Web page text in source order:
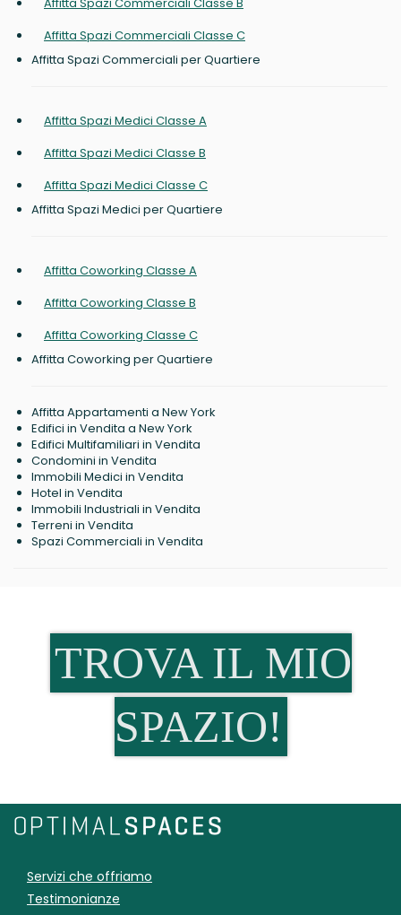
Affitta Spazi Commerciali Classe C
Affitta Spazi Commerciali per Quartiere
Affitta Spazi Medici Classe A
Affitta Spazi Medici Classe B
Affitta Spazi Medici Classe C
Affitta Spazi Medici per Quartiere
Affitta Coworking Classe A
Affitta Coworking Classe B
Affitta Coworking Classe C
Affitta Coworking per Quartiere
Affitta Appartamenti a New York
Edifici in Vendita a New York
Edifici Multifamiliari in Vendita
Condomini in Vendita
Immobili Medici in Vendita
Hotel in Vendita
Immobili Industriali in Vendita
Terreni in Vendita
Spazi Commerciali in Vendita
TROVA IL MIO
SPAZIO!
Servizi che offriamo
Testimonianze